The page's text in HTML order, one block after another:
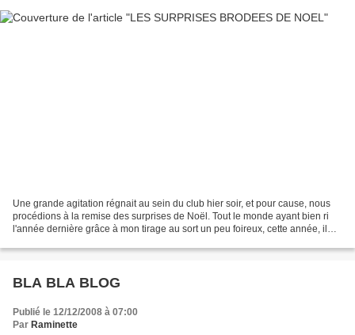
Une grande agitation régnait au sein du club hier soir, et pour cause, nous
procédions à la remise des surprises de Noël. Tout le monde ayant bien ri
l'année dernière grâce à mon tirage au sort un peu foireux, cette année, il
BLA BLA BLOG
Publié le 12/12/2008 à 07:00
Par Raminette